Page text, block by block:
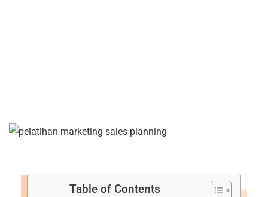
Table of Contents